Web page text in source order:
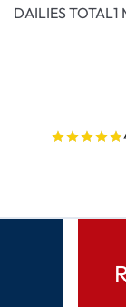
DAILIES